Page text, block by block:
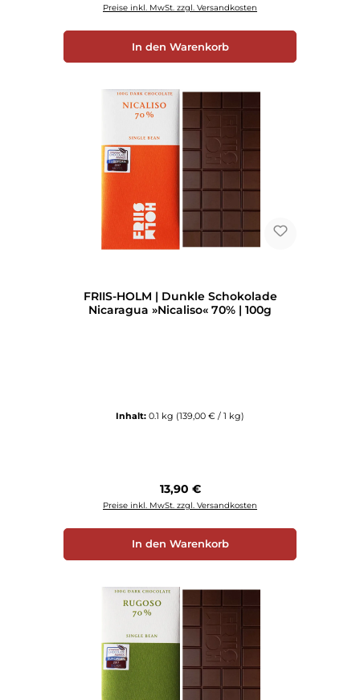
Preise inkl. MwSt. zzgl. Versandkosten
In den Warenkorb
FRIIS-HOLM | Dunkle Schokolade
Nicaragua »Nicaliso« 70% | 100g
Inhalt: 0.1 kg (139,00 € / 1 kg)
Regulärer Preis:
13,90 €
Preise inkl. MwSt. zzgl. Versandkosten
In den Warenkorb